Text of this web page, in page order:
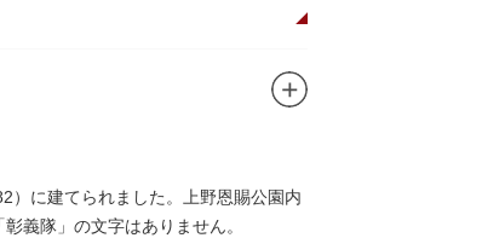
）に建てられました。上野恩賜公園内
義隊」の文字はありません。